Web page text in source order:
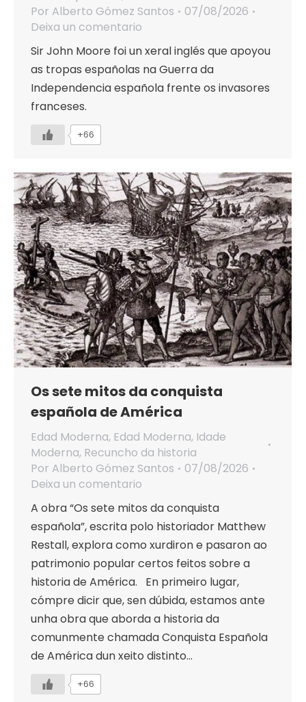
Por Alberto Gómez Santos
07/08/2026
Deixa un comentario
Sir John Moore foi un xeral inglés que apoyou
as tropas españolas na Guerra da
Independencia española frente os invasores
franceses.
+66
Os sete mitos da conquista
española de América
Edad Moderna, Edad Moderna, Idade
Moderna, Recuncho da historia
Por Alberto Gómez Santos
07/08/2026
Deixa un comentario
A obra “Os sete mitos da conquista
española”, escrita polo historiador Matthew
Restall, explora como xurdiron e pasaron ao
patrimonio popular certos feitos sobre a
historia de América. En primeiro lugar,
cómpre dicir que, sen dúbida, estamos ante
unha obra que aborda a historia da
comunmente chamada Conquista Española
de América dun xeito distinto…
+66